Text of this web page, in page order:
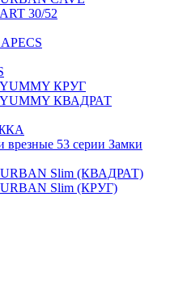
30/52
YUMMY КРУГ
YUMMY КВАДРАТ
53 серии Замки
URBAN Slim (КВАДРАТ)
Slim (КРУГ)